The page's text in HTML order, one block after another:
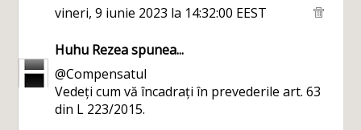
vineri, 9 iunie 2023 la 14:32:00 EEST
Huhu Rezeaspunea...
@Compensatul
Vedeți cum vă încadrați în prevederile art. 63
din L 223/2015.